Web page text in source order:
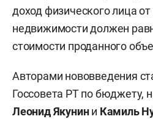
доход физического лица
недвижимости должен
стоимости проданного
Авторами нововведения
Госсовета РТ по бюджету,
Леонид Якунини Камиль